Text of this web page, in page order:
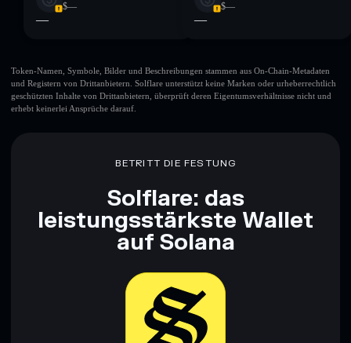
$—
—
$—
—
Token-Namen, Symbole, Bilder und Beschreibungen stammen aus On-Chain-Metadaten
und Registern von Drittanbietern. Solflare unterstützt keine Marken oder urheberrechtlich
geschützten Inhalte von Drittanbietern, überprüft deren Eigentumsverhältnisse nicht und
erhebt keinerlei Ansprüche darauf.
BETRITT DIE FESTUNG
Solflare: das
leistungsstärkste Wallet
auf Solana